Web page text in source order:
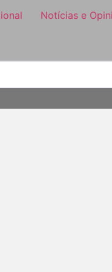
Notícias e